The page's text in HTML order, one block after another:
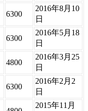
6300
2016年8月10
日
6300
2016年5月18
日
4800
2016年3月25
日
6300
2016年2月2
日
2015年11月